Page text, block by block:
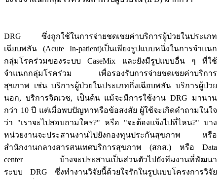
DRG ซึ่งถูกใช้ในการจ่ายชดเชยค่าบริการผู้ป่วยในประเภท
เฉียบพลัน (Acute In-patient)เป็นเพียงรูปแบบหนึ่งในการจำแนก
กลุ่มโรคร่วมของระบบCaseMix และยังมีรูปแบบอื่น ๆ ที่ใช้
จำแนกกลุ่มโรคร่วม เพื่อรองรับการจ่ายชดเชยค่าบริการ
สุขภาพ เช่น บริการผู้ป่วยในประเภทกึ่งเฉียบพลัน บริการผู้ป่วย
นอก, บริการจิตเวช, เป็นต้น แม้จะมีการใช้งานDRG มานาน
กว่า 10 ปี แต่เมื่อพบปัญหาหรือข้อสงสัย ผู้ใช้จะเกิดคำถามในใจ
ว่า "เราจะไปสอบถามใคร?" หรือ "จะต้องแจ้งไปที่ไหน?" บาง
หน่วยงานจะประสานงานไปยังกองทุนประกันสุขภาพ หรือ
สำนักงานกลางสารสนเทศบริการสุขภาพ (สกส.) หรือ Data
center บ้างจะประสานเป็นส่วนตัวไปยังทีมงานที่พัฒนา
ระบบ DRG ซึ่งทำงานวิจัยนี้ด้วยใจรักในรูปแบบโครงการวิจัย